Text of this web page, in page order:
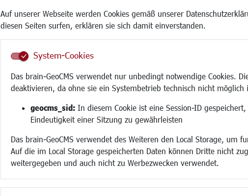
Auf unserer Webseite werden Cookies gemäß unserer
diesen Seiten surfen, erklären sie sich damit einverstanden.
System-Cookies
Das brain-GeoCMS verwendet nur unbedingt notwendige Cookies.
deaktivieren, da ohne sie ein Systembetrieb technisch nicht möglich
geocms_sid: In diesem Cookie ist eine Session-ID
Eindeutigkeit einer Sitzung zu gewährleisten
Das brain-GeoCMS verwendet des Weiteren den Local Storage, um
Auf die im Local Storage gespeicherten Daten können Dritte nicht
weitergegeben und auch nicht zu Werbezwecken verwendet.
RSS-Feed
Wirtschaft/Stadtentwicklung
Gewerbeflächen und Immobilien
Handel und Gastronomie
Familie/Soziales
Senioren/Haltestelle